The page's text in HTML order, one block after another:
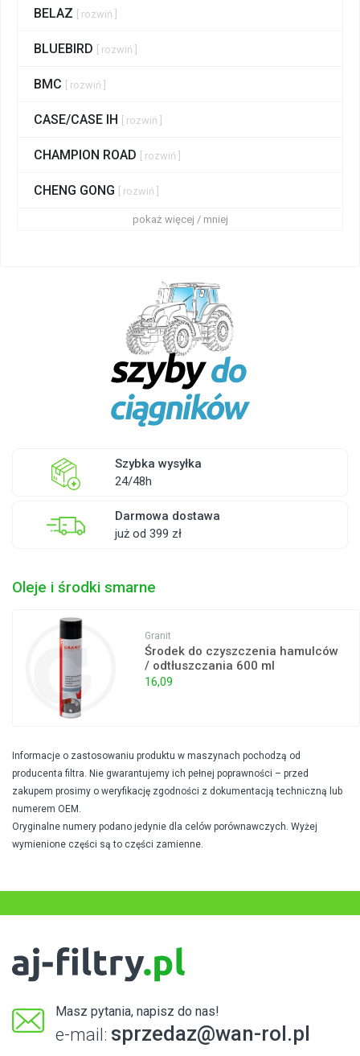
BELAZ [ rozwiń ]
BLUEBIRD [ rozwiń ]
BMC [ rozwiń ]
CASE/CASE IH [ rozwiń ]
CHAMPION ROAD [ rozwiń ]
CHENG GONG [ rozwiń ]
pokaż więcej / mniej
Szybka wysyłka
24/48h
Darmowa dostawa
już od 399 zł
Oleje i środki smarne
Granit
Środek do czyszczenia hamulców
/ odtłuszczania 600 ml
16,09
Informacje o zastosowaniu produktu w maszynach pochodzą od
producenta filtra. Nie gwarantujemy ich pełnej poprawności – przed
zakupem prosimy o weryfikację zgodności z dokumentacją techniczną lub
numerem OEM.
Oryginalne numery podano jedynie dla celów porównawczych. Wyżej
wymienione części są to części zamienne.
Masz pytania, napisz do nas!
e-mail: sprzedaz@wan-rol.pl